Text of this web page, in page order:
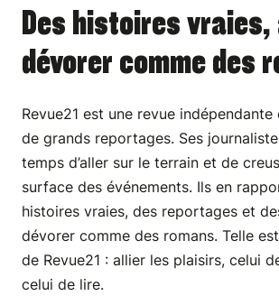
Des histoires vraies,
dévorer comme des
Revue21 est une revue indépendante
de grands reportages. Ses
temps d’aller sur le terrain et de
surface des événements. Ils en
histoires vraies, des reportages et
dévorer comme des romans. Telle
de Revue21 : allier les plaisirs, celui
celui de lire.